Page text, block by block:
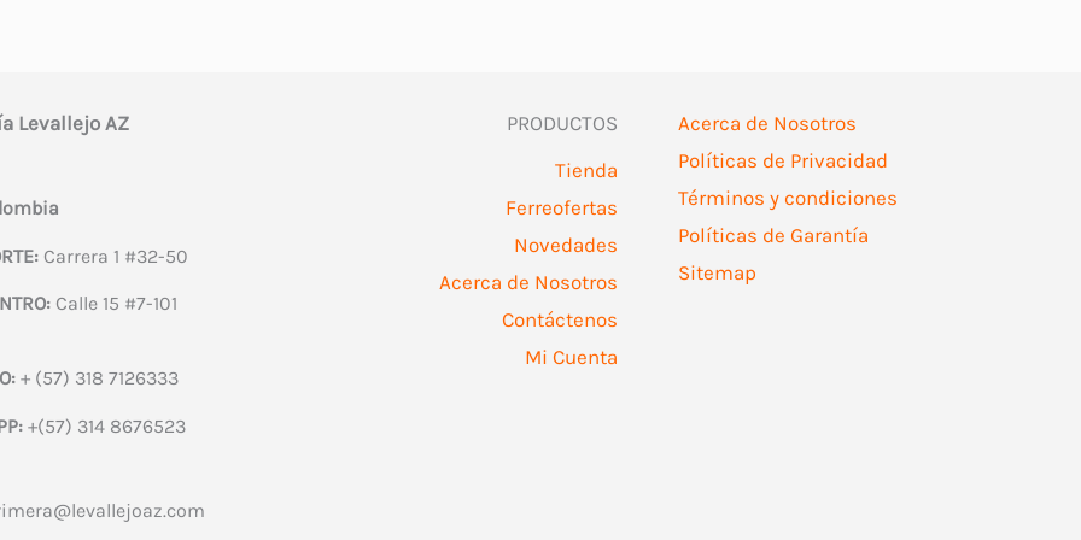
Levallejo AZ
Carrera 1 #32-50
Calle 15 #7-101
+ (57) 318 7126333
+(57) 314 8676523
PRODUCTOS
Tienda
Ferreofertas
Novedades
Acerca de Nosotros
Contáctenos
Mi Cuenta
Acerca de Nosotros
Políticas de Privacidad
Términos y condiciones
Políticas de Garantía
Sitemap